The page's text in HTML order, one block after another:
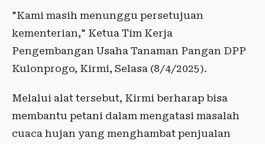
"Kami masih menunggu persetujuan
kementerian," Ketua Tim Kerja
Pengembangan Usaha Tanaman Pangan DPP
Kulonprogo, Kirmi, Selasa (8/4/2025).
Melalui alat tersebut, Kirmi berharap bisa
membantu petani dalam mengatasi masalah
cuaca hujan yang menghambat penjualan